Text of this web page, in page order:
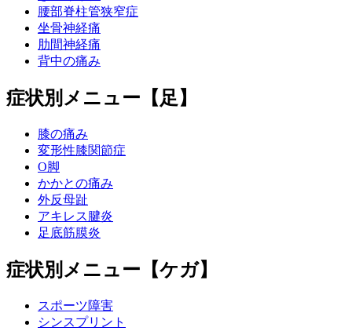
腰部脊柱管狭窄症
坐骨神経痛
肋間神経痛
背中の痛み
症状別メニュー【足】
膝の痛み
変形性膝関節症
O脚
かかとの痛み
外反母趾
アキレス腱炎
足底筋膜炎
症状別メニュー【ケガ】
スポーツ障害
シンスプリント